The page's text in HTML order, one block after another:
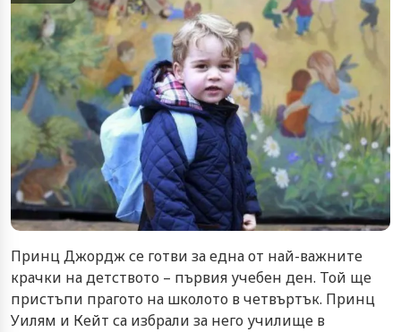
Принц Джордж се готви за една от най-важните
крачки на детството – първия учебен ден. Той ще
пристъпи прагото на школото в четвъртък. Принц
Уилям и Кейт са избрали за него училище в